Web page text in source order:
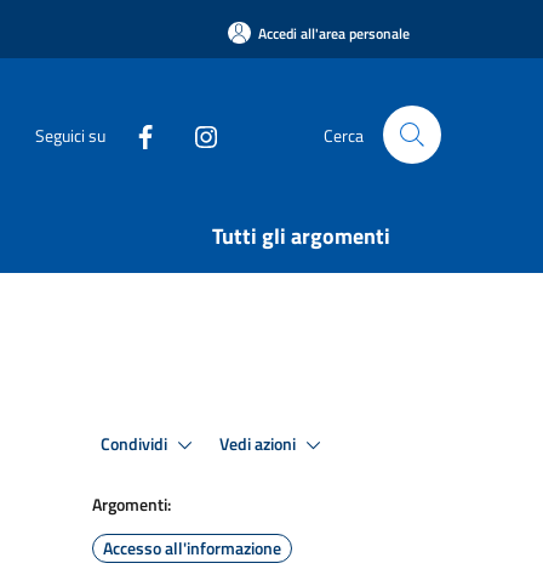
Accedi all'area personale
Seguici su Cerca
Tutti gli argomenti
Condividi Vedi azioni
Argomenti:
Accesso all'informazione